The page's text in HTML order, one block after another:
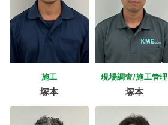
施工
塚本
現場調査/施工管理
塚本